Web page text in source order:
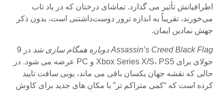
اطرافیانش تأثیر می گذارد. تماشای درختان که در باد تاب
می‌خورند، تقریباً به اندازه ترور دوست‌داشتنی است، بدون ذکر
جهش نمادین ایمان.
Assassin’s Creed Black Flag دوباره همگام سازی شد
در 9
جولای برای Xbox Series X/S، PS5 و PC عرضه می شود. در
حالی که نقشه جهان یکسان باقی می ماند، یوبی سافت تایید
کرده است که “کمی متراکم تر” با مکان های جدید برای کاوش